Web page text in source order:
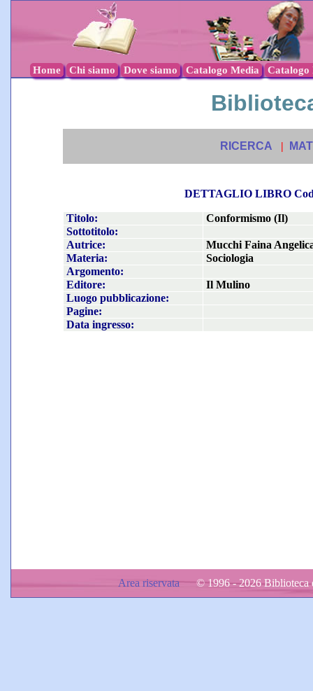
Home Chi siamo Dove siamo Catalogo Media Catalogo
RICERCA |
DETTAGLIO LIBRO
Titolo:
Conformismo (Il)
Sottotitolo:
Autrice:
Mucchi Faina
Materia:
Sociologia
Argomento:
Editore:
Il Mulino
Luogo pubblicazione:
Pagine:
Data ingresso:
Area riservata© 1996 - 2026 Biblioteca